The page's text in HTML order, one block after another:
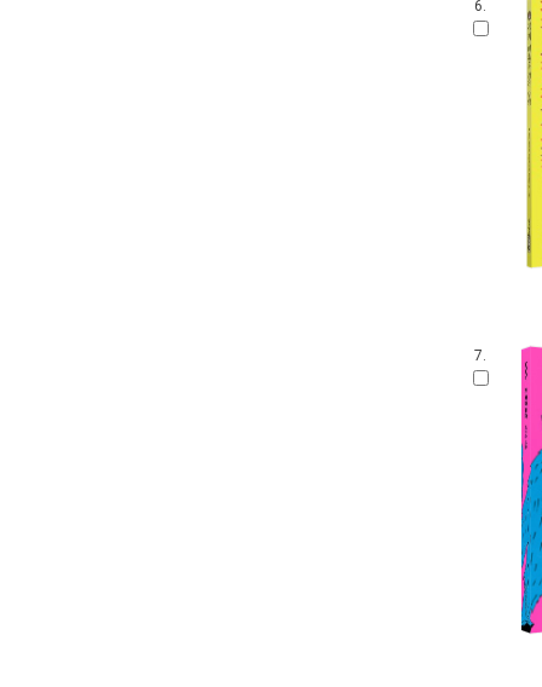
6.
7.